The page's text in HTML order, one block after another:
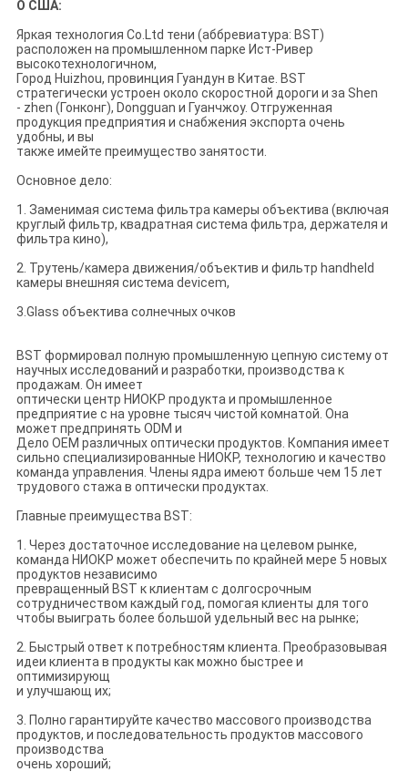
О США:
Яркая технология Co.Ltd тени (аббревиатура: BST)
расположен на промышленном парке Ист-Ривер
высокотехнологичном,
Город Huizhou, провинция Гуандун в Китае. BST
стратегически устроен около скоростной дороги и за Shen
- zhen (Гонконг), Dongguan и Гуанчжоу. Отгруженная
продукция предприятия и снабжения экспорта очень
удобны, и вы
также имейте преимущество занятости.
Основное дело:
1. Заменимая система фильтра камеры объектива (включая
круглый фильтр, квадратная система фильтра, держателя и
фильтра кино),
2. Трутень/камера движения/объектив и фильтр handheld
камеры внешняя система devicem,
3.Glass объектива солнечных очков
BST формировал полную промышленную цепную систему от
научных исследований и разработки, производства к
продажам. Он имеет
оптически центр НИОКР продукта и промышленное
предприятие с на уровне тысяч чистой комнатой. Она
может предпринять ODM и
Дело OEM различных оптически продуктов. Компания имеет
сильно специализированные НИОКР, технологию и качество
команда управления. Члены ядра имеют больше чем 15 лет
трудового стажа в оптически продуктах.
Главные преимущества BST:
1. Через достаточное исследование на целевом рынке,
команда НИОКР может обеспечить по крайней мере 5 новых
продуктов независимо
превращенный BST к клиентам с долгосрочным
сотрудничеством каждый год, помогая клиенты для того
чтобы выиграть более большой удельный вес на рынке;
2. Быстрый ответ к потребностям клиента. Преобразовывая
идеи клиента в продукты как можно быстрее и
оптимизирующ
и улучшающ их;
3. Полно гарантируйте качество массового производства
продуктов, и последовательность продуктов массового
производства
очень хороший;